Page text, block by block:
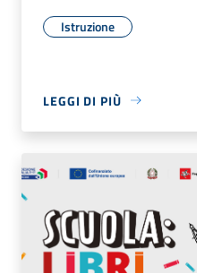
Istruzione
LEGGI DI PIÙ